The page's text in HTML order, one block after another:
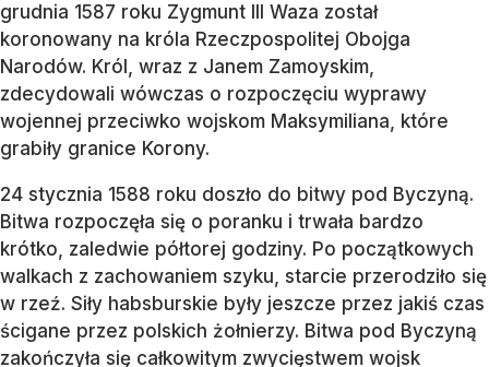
grudnia 1587 roku Zygmunt III Waza został
koronowany na króla Rzeczpospolitej Obojga
Narodów. Król, wraz z Janem Zamoyskim,
zdecydowali wówczas o rozpoczęciu wyprawy
wojennej przeciwko wojskom Maksymiliana, które
grabiły granice Korony.
24 stycznia 1588 roku doszło do bitwy pod Byczyną.
Bitwa rozpoczęła się o poranku i trwała bardzo
krótko, zaledwie półtorej godziny. Po początkowych
walkach z zachowaniem szyku, starcie przerodziło się
w rzeź. Siły habsburskie były jeszcze przez jakiś czas
ścigane przez polskich żołnierzy. Bitwa pod Byczyną
zakończyła się całkowitym zwycięstwem wojsk